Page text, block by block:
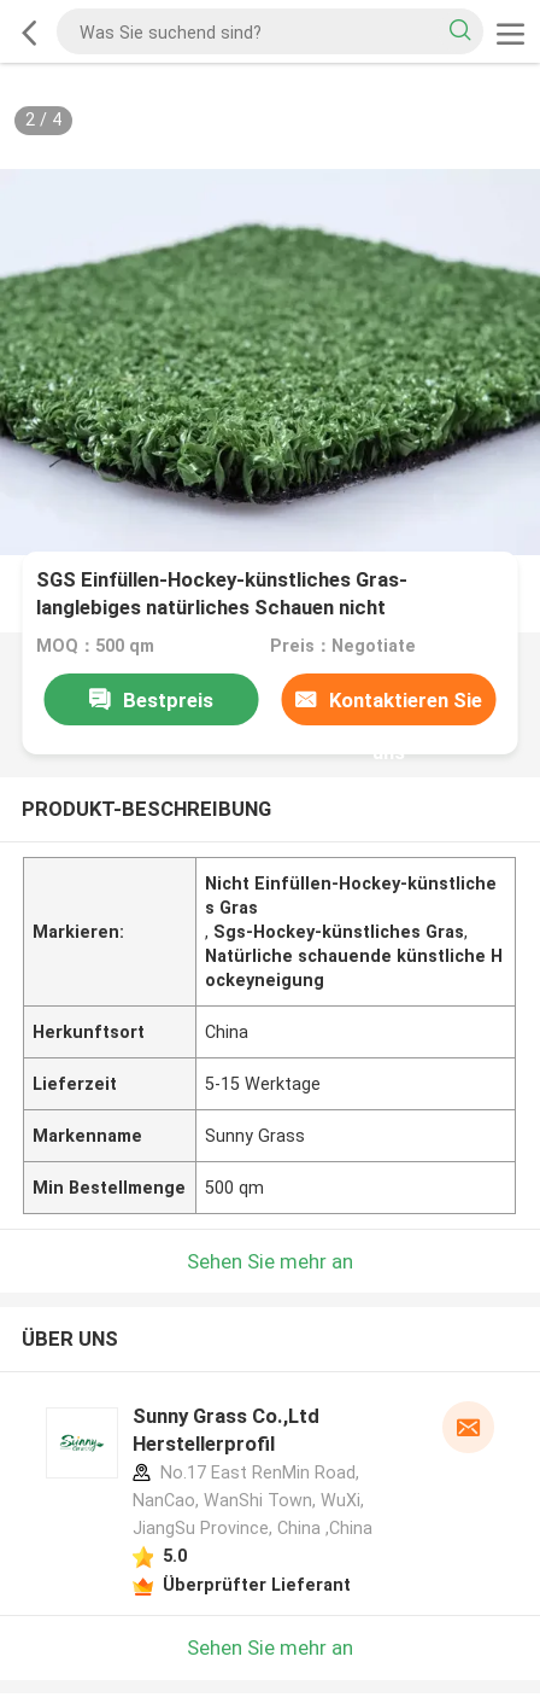
2/ 4
SGS Einfüllen-Hockey-künstliches Gras-
langlebiges natürliches Schauen nicht
MOQ：500 qm Preis：Negotiate
Bestpreis Kontaktieren Sie
uns
PRODUKT-BESCHREIBUNG
Markieren:
Nicht Einfüllen-Hockey-künstliche
s Gras
, Sgs-Hockey-künstliches Gras,
Natürliche schauende künstliche H
ockeyneigung
Herkunftsort China
Lieferzeit 5-15 Werktage
Markenname Sunny Grass
Min Bestellmenge 500 qm
Sehen Sie mehr an
ÜBER UNS
Sunny Grass Co.,Ltd
Herstellerprofil
No.17 East RenMin Road,
NanCao, WanShi Town, WuXi,
JiangSu Province, China ,China
5.0
Überprüfter Lieferant
Sehen Sie mehr an